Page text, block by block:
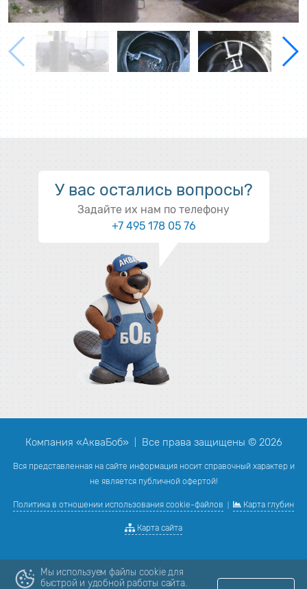
У вас остались вопросы?
Задайте их нам по телефону
+7 495 178 05 76
Компания «АкваБоб» Все права защищены © 2026
Вся представленная на сайте информация носит справочный характер и
не является публичной офертой!
Политика в отношении использования cookie-файлов Карта глубин
Карта сайта
Мы используем файлы cookie для
быстрой и удобной работы сайта.